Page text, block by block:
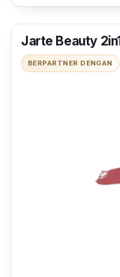
Jarte Beauty
BERPARTNER DENGAN